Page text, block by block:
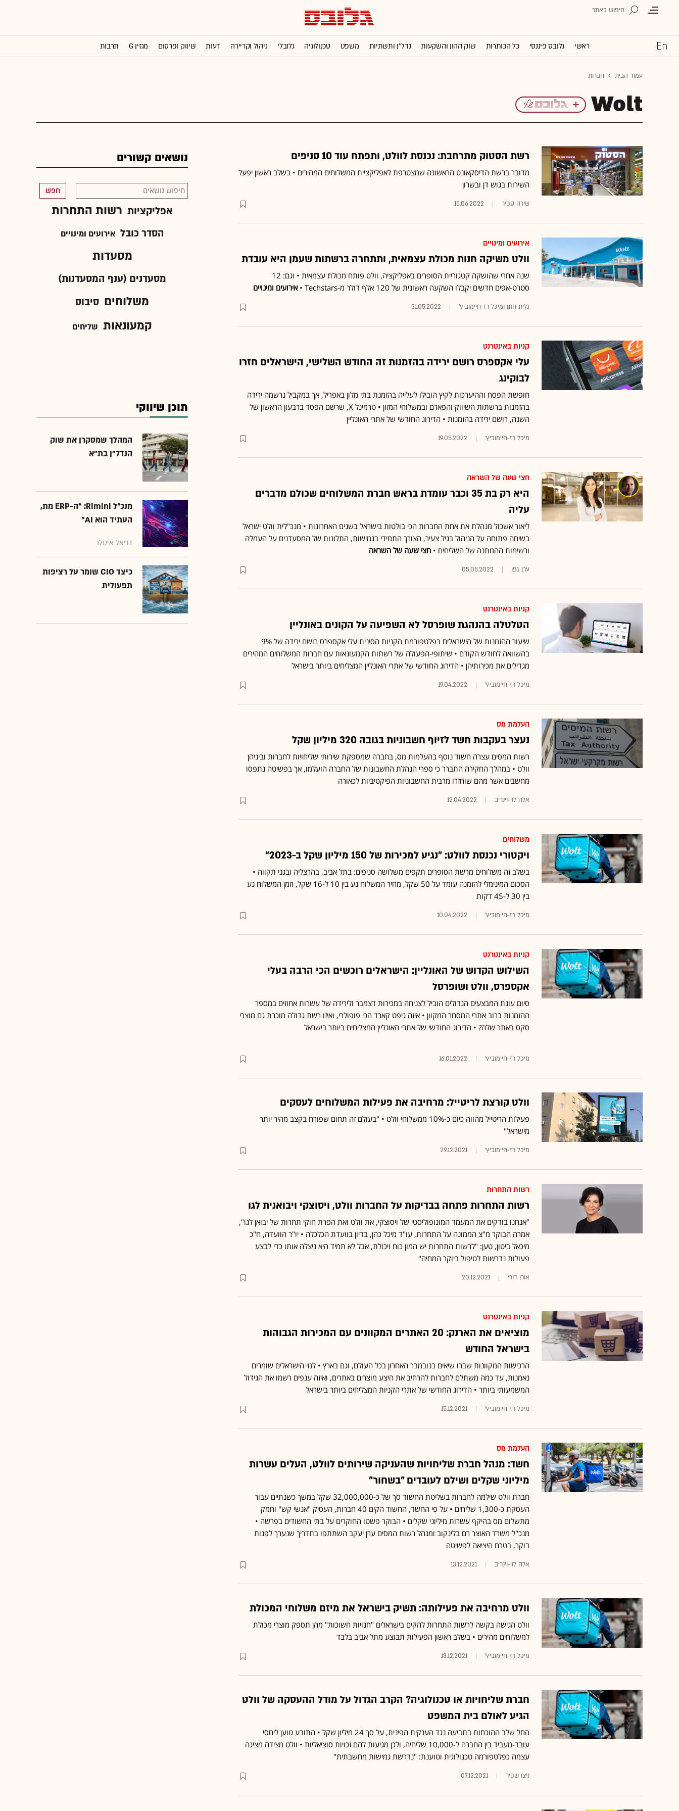
ראשי גלובס פיננסי כל הכותרות שוק ההון והשקעות נדל''ן ותשתיות משפט טכנולוגיה גלובלי ניהול וקריירה דעות שיווק ופרסום מגזין G תרבות
עמוד הבית חברות
Wolt
רשת הסטוק מתרחבת: נכנסת לוולט, ותפתח עוד 10 סניפים
מדובר ברשת הדיסקאונט הראשונה שמצטרפת לאפליקציית המשלוחים המהירים • בשלב ראשון יפעל
השירות בגוש דן ובשרון
שירה ספיר 15.06.2022
אירועים ומינויים
וולט משיקה חנות מכולת עצמאית, ותתחרה ברשתות שעמן היא עובדת
שנה אחרי שהושקה קטגוריית הסופרים באפליקציה, וולט פותח מכולת עצמאית • וגם: 12
סטרט-אפים חדשים יקבלו השקעה ראשונית של 120 אלף דולר מ-Techstars •
אירועים ומינויים
גלית חתן ומיכל רז-חיימוביץ' 31.05.2022
קניות באינטרנט
עלי אקספרס רושם ירידה בהזמנות זה החודש השלישי, הישראלים חזרו
לבוקינג
חופשת הפסח וההיערכות לקיץ הובילו לעלייה בהזמנת בתי מלון באפריל, אך במקביל נרשמה ירידה
בהזמנות ברשתות השיווק והפארם ובמשלוחי המזון • טרמינל X, שרשם הפסד ברבעון הראשון של
השנה, רושם ירידה בהזמנות • הדירוג החודשי של אתרי האונליין
מיכל רז-חיימוביץ' 19.05.2022
חצי שעה של השראה
היא רק בת 35 וכבר עומדת בראש חברת המשלוחים שכולם מדברים
עליה
ליאור אשכול מנהלת את אחת החברות הכי בולטות בישראל בשנים האחרונות • מנכ"לית וולט ישראל
בשיחה פתוחה על הניהול בגיל צעיר, הצורך התמידי בגמישות, התלונות של המסעדנים על העמלה
ורשימות ההמתנה של השליחים • חצי שעה של השראה
ערן גפן 05.05.2022
קניות באינטרנט
הטלטלה בהנהגת שופרסל לא השפיעה על הקונים באונליין
שיעור ההזמנות של הישראלים בפלטפורמת הקניות הסינית עלי אקספרס רושם ירידה של 9%
בהשוואה לחודש הקודם • שיתופי-הפעולה של רשתות הקמעונאות עם חברות המשלוחים המהירים
מגדילים את מכירותיהן • הדירוג החודשי של אתרי האונליין המצליחים ביותר בישראל
מיכל רז-חיימוביץ' 19.04.2022
העלמת מס
נעצר בעקבות חשד לזיוף חשבוניות בגובה 320 מיליון שקל
רשות המסים עצרה חשוד נוסף בהעלמות מס, בחברה שמספקת שירותי שליחויות לחברות וביניהן
וולט • במהלך החקירה התברר כי ספרי הנהלת החשבונות של החברה הועלמו, אך בפשיטה נתפסו
מחשבים אשר מהם שוחזרו מרבית החשבוניות הפיקטיביות לכאורה
אלה לוי-וינריב 12.04.2022
משלוחים
ויקטורי נכנסת לוולט: "נגיע למכירות של 150 מיליון שקל ב-2023"
בשלב זה משלוחים מרשת הסופרים תקפים משלושה סניפים: בתל אביב, בהרצליה ובגני תקווה •
הסכום המינימלי להזמנה עומד על 50 שקל, מחיר המשלוח נע בין 10 ל-16 שקל, וזמן המשלוח נע
בין 30 ל-45 דקות
מיכל רז-חיימוביץ' 10.04.2022
קניות באינטרנט
השילוש הקדוש של האונליין: הישראלים רוכשים הכי הרבה בעלי
אקספרס, וולט ושופרסל
סיום עונת המבצעים הגדולים הוביל לצניחה במכירות דצמבר ולירידה של עשרות אחוזים במספר
ההזמנות ברוב אתרי המסחר המקוון • איזה גיפט קארד הכי פופולרי, ואיזו רשת גדולה מוכרת גם מוצרי
סקס באתר שלה? • הדירוג החודשי של אתרי האונליין המצליחים ביותר בישראל
מיכל רז-חיימוביץ' 16.01.2022
וולט קורצת לריטייל: מרחיבה את פעילות המשלוחים לעסקים
פעילות הריטייל מהווה כיום כ-10% ממשלוחי וולט • "בעולם זה תחום שפורח בקצב מהיר יותר
מישראל"
מיכל רז-חיימוביץ' 29.12.2021
רשות התחרות
רשות התחרות פתחה בבדיקות על החברות וולט, ויסוצקי ויבואנית לגו
"אנחנו בודקים את המעמד המונופוליסטי של ויסוצקי, את וולט ואת הפרת חוקי תחרות של יבואן לגו",
אמרה הבוקר מ"צ הממונה על התחרות, עו"ד מיכל כהן, בדיון בוועדת הכלכלה • יו"ר הוועדה, ח"כ
מיכאל ביטון, טען: "לרשות התחרות יש המון כוח ויכולת, אבל לא תמיד היא ניצלה אותו כדי לבצע
פעולות נדרשות לטיפול ביוקר המחיה"
אורן דורי 20.12.2021
קניות באינטרנט
מוציאים את הארנק: 20 האתרים המקוונים עם המכירות הגבוהות
בישראל החודש
הרכישות המקוונות שברו שיאים בנובמבר האחרון בכל העולם, וגם בארץ • למי הישראלים שומרים
נאמנות, עד כמה משתלם לחברות להרחיב את היצע מוצרים באתרים, ואיזה ענפים רשמו את הגידול
המשמעותי ביותר • הדירוג החודשי של אתרי הקניות המצליחים ביותר בישראל
מיכל רז-חיימוביץ' 15.12.2021
העלמת מס
חשד: מנהל חברת שליחויות שהעניקה שירותים לוולט, העלים עשרות
מיליוני שקלים ושילם לעובדים "בשחור"
חברת וולט שילמה לחברות בשליטת החשוד סך של כ-32,000,000 שקל במשך כשנתיים עבור
העסקת כ-1,300 שליחים • על פי החשד, החשוד הקים 40 חברות, העסיק "אנשי קש" וחמק
מתשלום מס בהיקף עשרות מיליוני שקלים • הבוקר פשטו החוקרים על בתי החשודים בפרשה •
מנכ"ל משרד האוצר רם בלינקוב ומנהל רשות המסים ערן יעקב השתתפו בתדריך שנערך לפנות
בוקר, בטרם היציאה לפשיטה
אלה לוי-וינריב 13.12.2021
וולט מרחיבה את פעילותה: תשיק בישראל את מיזם משלוחי המכולת
וולט הגישה בקשה לרשות התחרות להקים בישראלים "חנויות חשוכות" מהן תספק מוצרי מכולת
למשלוחים מהירים • בשלב ראשון הפעילות תבוצע מתל אביב בלבד
מיכל רז-חיימוביץ' 13.12.2021
חברת שליחויות או טכנולוגיה? הקרב הגדול על מודל ההעסקה של וולט
הגיע לאולם בית המשפט
החל שלב ההוכחות בתביעה נגד הענקית הפינית, על סך 24 מיליון שקל • התובע טוען ליחסי
עובד-מעביד בין החברה ל-10,000 שליחיה, ולכן מגיעות להם זכויות סוציאליות • וולט מצידה מציגה
עצמה כפלטפורמה טכנולוגית וטוענת: "נדרשת גמישות מחשבתית"
ניצן שפיר 07.12.2021
נושאים קשורים
חפש
אפליקציות רשות התחרות
הסדר כובל אירועים ומינויים
מסעדות
מסעדנים (ענף המסעדנות)
משלוחים סיבוס
קמעונאות שליחים
תוכן שיווקי
המהלך שמסקרן את שוק
הנדל"ן בת"א
מנכ״ל Rimini: “ה-ERP מת,
העתיד הוא AI"
דניאל איסלר
כיצד CIO שומר על רציפות
תפעולית